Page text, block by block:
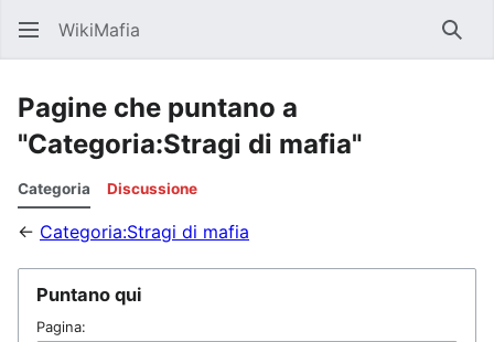
WikiMafia
Pagine che puntano a
"Categoria:Stragi di mafia"
Categoria Discussione
← Categoria:Stragi di mafia
Puntano qui
Pagina: